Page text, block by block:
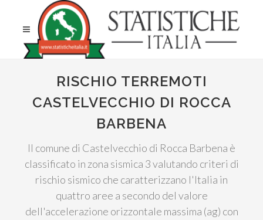
RISCHIO TERREMOTI
CASTELVECCHIO DI ROCCA
BARBENA
Il comune di Castelvecchio di Rocca Barbena è
classificato in zona sismica 3 valutando criteri di
rischio sismico che caratterizzano l'Italia in
quattro aree a secondo del valore
dell'accelerazione orizzontale massima (ag) con